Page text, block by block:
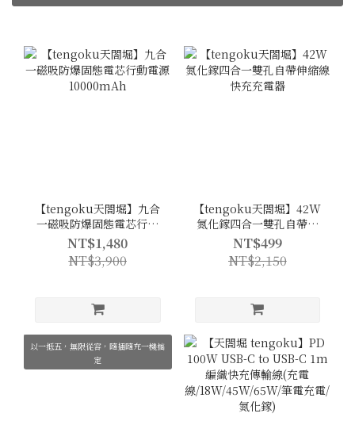
【tengoku天閤堀】九合
一磁吸防爆固態電芯行動
電源10000mAh
NT$1,480
NT$3,900
【tengoku天閤堀】42W
氮化鎵四合一雙孔自帶伸
縮線快充充電器
NT$499
NT$2,150
以一抵五，無限從容，隨插隨充一機搞
定